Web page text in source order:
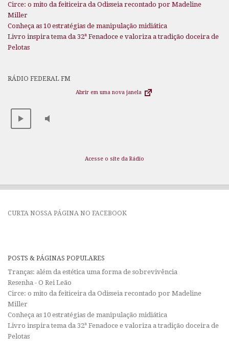
Circe: o mito da feiticeira da Odisseia recontado por Madeline
Miller
Conheça as 10 estratégias de manipulação midiática
Livro inspira tema da 32ª Fenadoce e valoriza a tradição doceira de
Pelotas
RÁDIO FEDERAL FM
Abrir em uma nova janela
Acesse o site da Rádio
CURTA NOSSA PÁGINA NO FACEBOOK
POSTS & PÁGINAS POPULARES
Tranças: além da estética uma forma de sobrevivência
Resenha - O Rei Leão
Circe: o mito da feiticeira da Odisseia recontado por Madeline
Miller
Conheça as 10 estratégias de manipulação midiática
Livro inspira tema da 32ª Fenadoce e valoriza a tradição doceira de
Pelotas